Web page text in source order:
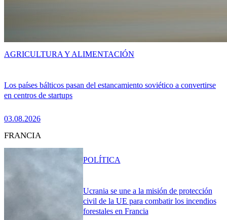
Los países bálticos pasan del estancamiento soviético a convertirse
en centros de startups
03.08.2026
AGRICULTURA Y ALIMENTACIÓN
FRANCIA
Ucrania se une a la misión de protección
civil de la UE para combatir los incendios
forestales en Francia
POLÍTICA